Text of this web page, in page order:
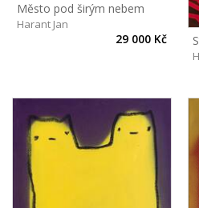
Město pod širým nebem
Harant Jan
29 000 Kč